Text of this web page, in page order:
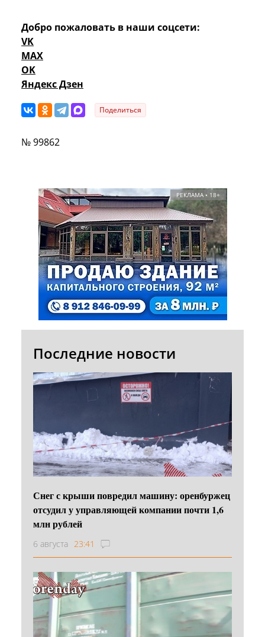
Добро пожаловать в наши соцсети:
VK
MAX
OK
Яндекс Дзен
Поделиться
№ 99862
РЕКЛАМА • 18+
Последние новости
Снег с крыши повредил машину: оренбуржец
отсудил у управляющей компании почти 1,6
млн рублей
6 августа 23:41